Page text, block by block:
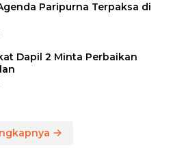
Paripurna Terpaksa di
Dapil 2 Minta Perbaikan